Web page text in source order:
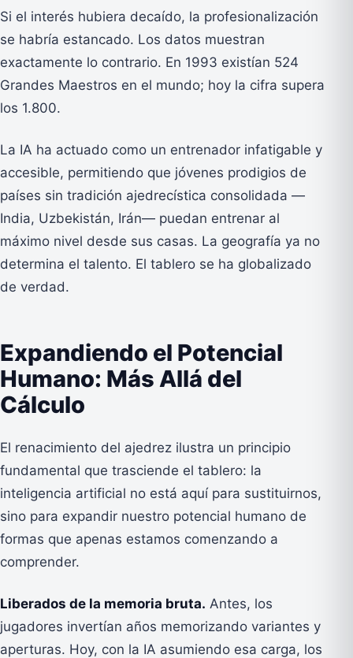
Si el interés hubiera decaído, la profesionalización
se habría estancado. Los datos muestran
exactamente lo contrario. En 1993 existían 524
Grandes Maestros en el mundo; hoy la cifra supera
los 1.800.
La IA ha actuado como un entrenador infatigable y
accesible, permitiendo que jóvenes prodigios de
países sin tradición ajedrecística consolidada —
India, Uzbekistán, Irán— puedan entrenar al
máximo nivel desde sus casas. La geografía ya no
determina el talento. El tablero se ha globalizado
de verdad.
Expandiendo el Potencial
Humano: Más Allá del
Cálculo
El renacimiento del ajedrez ilustra un principio
fundamental que trasciende el tablero: la
inteligencia artificial no está aquí para sustituirnos,
sino para expandir nuestro potencial humano de
formas que apenas estamos comenzando a
comprender.
Liberados de la memoria bruta. Antes, los
jugadores invertían años memorizando variantes y
aperturas. Hoy, con la IA asumiendo esa carga, los